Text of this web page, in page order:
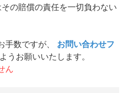
その賠償の責任を一切負わない
数ですが、
お問い合わせフ
うお願いいたします。
ん